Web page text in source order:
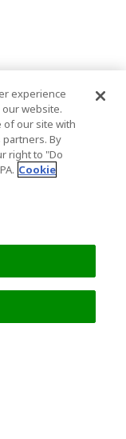
experience
website.
of our site with
partners. By
right to "Do
Cookie